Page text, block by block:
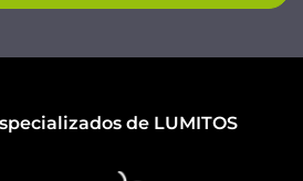
de LUMITOS